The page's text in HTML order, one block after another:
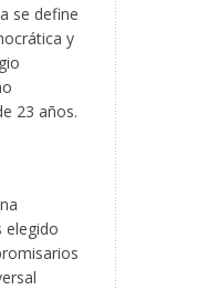
se define
y
23 años.
elegido